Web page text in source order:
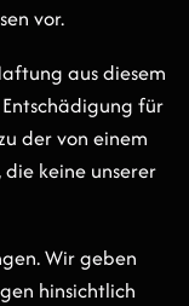
vor.
aus diesem
für
der von einem
keine unserer
Wir geben
hinsichtlich